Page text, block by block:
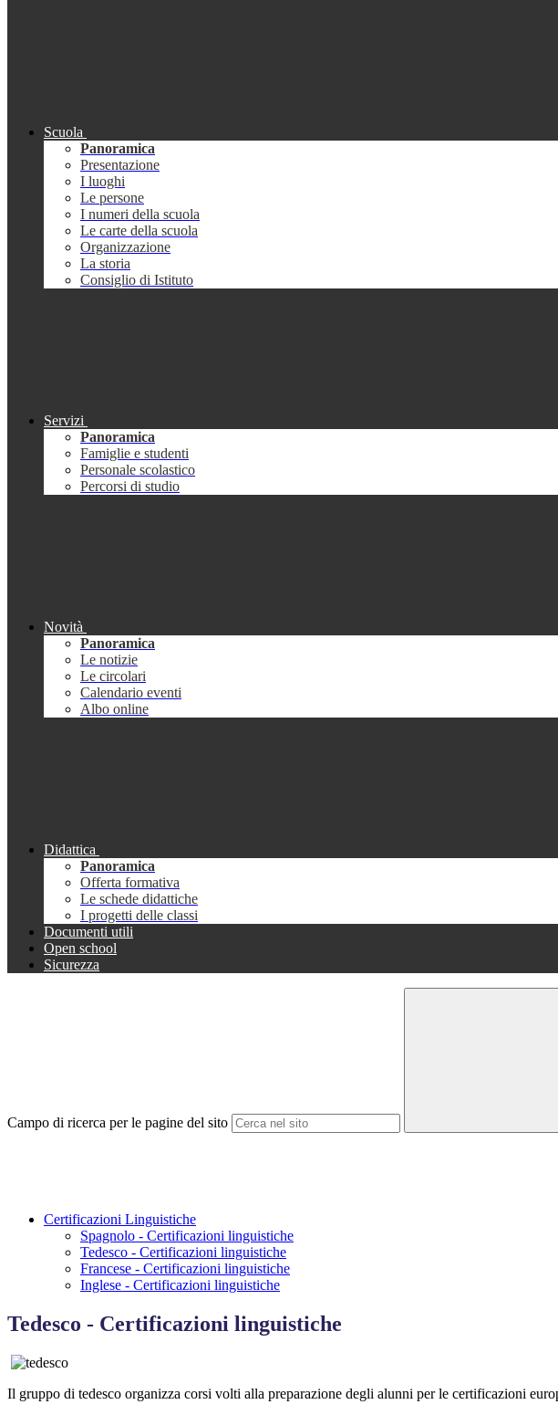
Scuola
Panoramica
Presentazione
I luoghi
Le persone
I numeri della scuola
Le carte della scuola
Organizzazione
La storia
Consiglio di Istituto
Servizi
Panoramica
Famiglie e studenti
Personale scolastico
Percorsi di studio
Novità
Panoramica
Le notizie
Le circolari
Calendario eventi
Albo online
Didattica
Panoramica
Offerta formativa
Le schede didattiche
I progetti delle classi
Documenti utili
Open school
Sicurezza
Campo di ricerca per le pagine del sito
Certificazioni Linguistiche
Spagnolo - Certificazioni linguistiche
Tedesco - Certificazioni linguistiche
Francese - Certificazioni linguistiche
Inglese - Certificazioni linguistiche
Tedesco - Certificazioni linguistiche
Il gruppo di tedesco organizza corsi volti alla preparazione degli alunni per le certificazioni